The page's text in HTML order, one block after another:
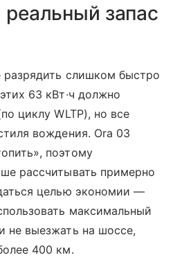
реальный запас
разрядить слишком быстро
63 кВт∙ч должно
циклу WLTP), но все
вождения. Ora 03
поэтому
рассчитывать примерно
целью экономии —
максимальный
не выезжать на шоссе,
400 км.